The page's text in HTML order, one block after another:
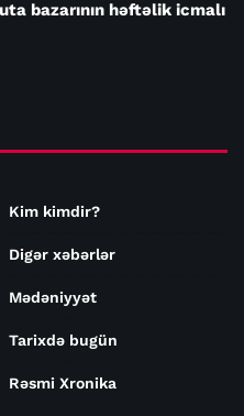
bazarının həftəlik icmalı
Kim kimdir?
Digər xəbərlər
Mədəniyyət
Tarixdə bugün
Rəsmi Xronika